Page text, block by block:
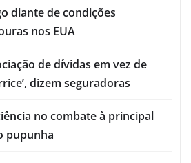
diante de condições
nos EUA
de dívidas em vez de
dizem seguradoras
no combate à principal
pupunha